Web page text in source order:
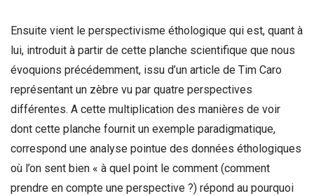
Ensuite vient le perspectivisme éthologique qui est, quant à
lui, introduit à partir de cette planche scientifique que nous
évoquions précédemment, issu d’un article de Tim Caro
représentant un zèbre vu par quatre perspectives
différentes. A cette multiplication des manières de voir
dont cette planche fournit un exemple paradigmatique,
correspond une analyse pointue des données éthologiques
où l’on sent bien « à quel point le comment (comment
prendre en compte une perspective ?) répond au pourquoi